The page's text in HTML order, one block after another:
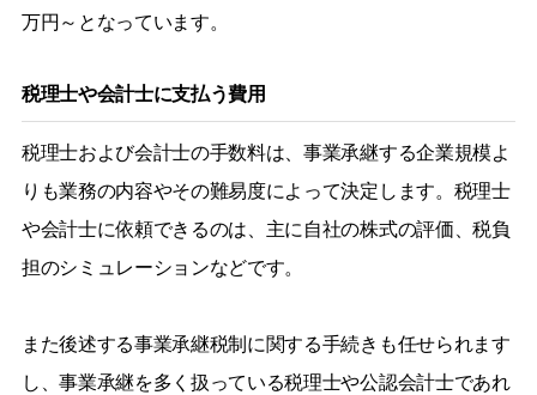
万円～となっています。
税理士や会計士に支払う費用
税理士および会計士の手数料は、事業承継する企業規模よ
りも業務の内容やその難易度によって決定します。税理士
や会計士に依頼できるのは、主に自社の株式の評価、税負
担のシミュレーションなどです。
また後述する事業承継税制に関する手続きも任せられます
し、事業承継を多く扱っている税理士や公認会計士であれ